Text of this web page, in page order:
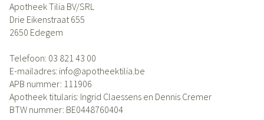
Apotheek Tilia BV/SRL
Drie Eikenstraat 655
2650 Edegem
Telefoon: 03 821 43 00
E-mailadres: info@apotheektilia.be
APB nummer: 111906
Apotheek titularis: Ingrid Claessens en Dennis Cremer
BTW nummer: BE0448760404